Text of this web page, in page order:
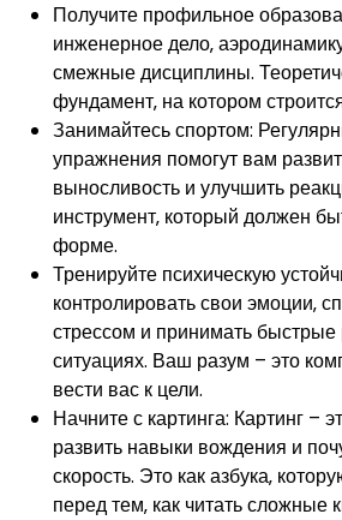
Получите профильное
инженерное дело‚
смежные дисциплины.
фундамент‚ на котором
Занимайтесь спортом:
упражнения помогут вам
выносливость и улучшить
инструмент‚ который должен
форме.
Тренируйте психическую
контролировать свои эмоции‚
стрессом и принимать
ситуациях. Ваш разум – это
вести вас к цели.
Начните с картинга: Картинг –
развить навыки вождения и
скорость. Это как азбука‚
перед тем‚ как читать сложные